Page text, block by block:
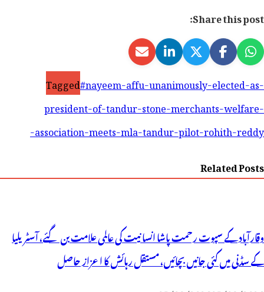
Share this post:
Tagged#nayeem-affu-unanimously-elected-as-
president-of-tandur-stone-merchants-welfare-
association-meets-mla-tandur-pilot-rohith-reddy-
Related Posts
وقارآباد کے سپوت رحمت پاشا انسانیت کی عالمی علامت بن گئے، آسٹریلیا
کے سڈنی میں کئی جانیں بچائیں، مستقل رہائش کا اعزاز حاصل